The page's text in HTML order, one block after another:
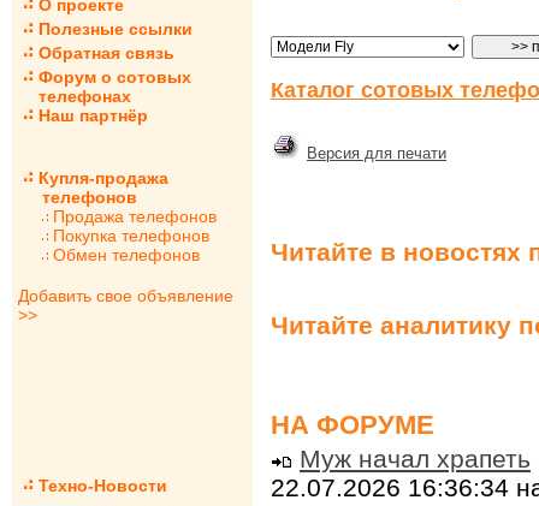
О проекте
Полезные ссылки
Обратная связь
Форум о сотовых
телефонах
Наш партнёр
Купля-продажа
телефонов
Продажа телефонов
Покупка телефонов
Обмен телефонов
Добавить свое объявление
>>
Техно-Новости
Каталог сотовых
Версия для печати
Читайте в новостях
Читайте аналитику
НА ФОРУМЕ
Муж начал храпеть
22.07.2026 16:36:34